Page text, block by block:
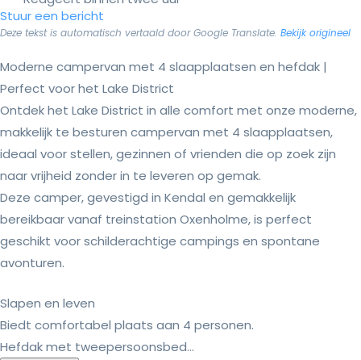
Stuur een bericht
Deze tekst is automatisch vertaald door Google Translate. Bekijk origineel
Moderne campervan met 4 slaapplaatsen en hefdak |
Perfect voor het Lake District
Ontdek het Lake District in alle comfort met onze moderne,
makkelijk te besturen campervan met 4 slaapplaatsen,
ideaal voor stellen, gezinnen of vrienden die op zoek zijn
naar vrijheid zonder in te leveren op gemak.
Deze camper, gevestigd in Kendal en gemakkelijk
bereikbaar vanaf treinstation Oxenholme, is perfect
geschikt voor schilderachtige campings en spontane
avonturen.
Slapen en leven
Biedt comfortabel plaats aan 4 personen.
Hefdak met tweepersoonsbed...